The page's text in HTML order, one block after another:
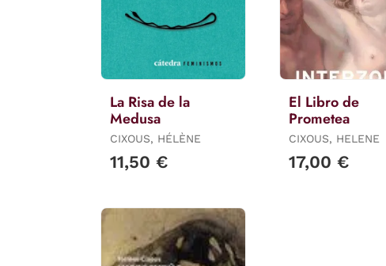
La Risa de la
Medusa
CIXOUS, HÉLÈNE
11,50 €
El Libro de
Prometea
CIXOUS, HELENE
17,00 €